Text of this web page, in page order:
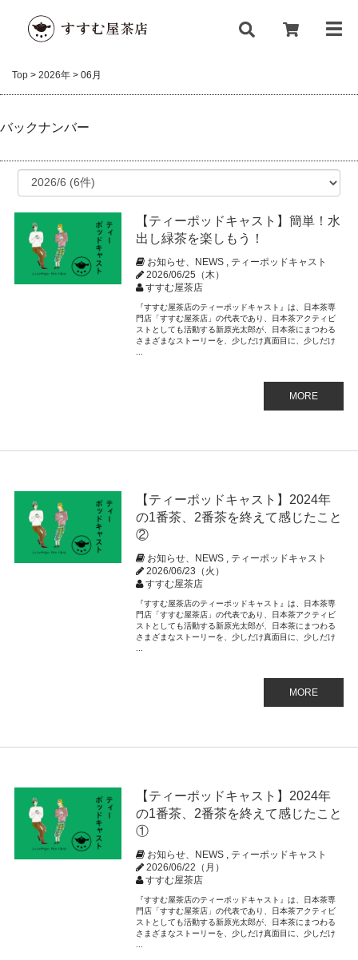
Top > 2026年 > 06月
バックナンバー
【ティーポッドキャスト】簡単！水
出し緑茶を楽しもう！
お知らせ、NEWS , ティーポッドキャスト
2026/06/25（木）
すすむ屋茶店
『すすむ屋茶店のティーポッドキャスト』は、日本茶専
門店「すすむ屋茶店」の代表であり、日本茶アクティビ
ストとしても活動する新原光太郎が、日本茶にまつわる
さまざまなストーリーを、少しだけ真面目に、少しだけ
MORE
【ティーポッドキャスト】2024年
の1番茶、2番茶を終えて感じたこと
②
お知らせ、NEWS , ティーポッドキャスト
2026/06/23（火）
すすむ屋茶店
『すすむ屋茶店のティーポッドキャスト』は、日本茶専
門店「すすむ屋茶店」の代表であり、日本茶アクティビ
ストとしても活動する新原光太郎が、日本茶にまつわる
さまざまなストーリーを、少しだけ真面目に、少しだけ
MORE
【ティーポッドキャスト】2024年
の1番茶、2番茶を終えて感じたこと
①
お知らせ、NEWS , ティーポッドキャスト
2026/06/22（月）
すすむ屋茶店
『すすむ屋茶店のティーポッドキャスト』は、日本茶専
門店「すすむ屋茶店」の代表であり、日本茶アクティビ
ストとしても活動する新原光太郎が、日本茶にまつわる
さまざまなストーリーを、少しだけ真面目に、少しだけ